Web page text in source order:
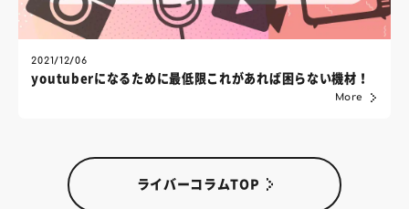
2021/12/06
youtuberになるために最低限これがあれば困らない機材！
More
ライバーコラムTOP